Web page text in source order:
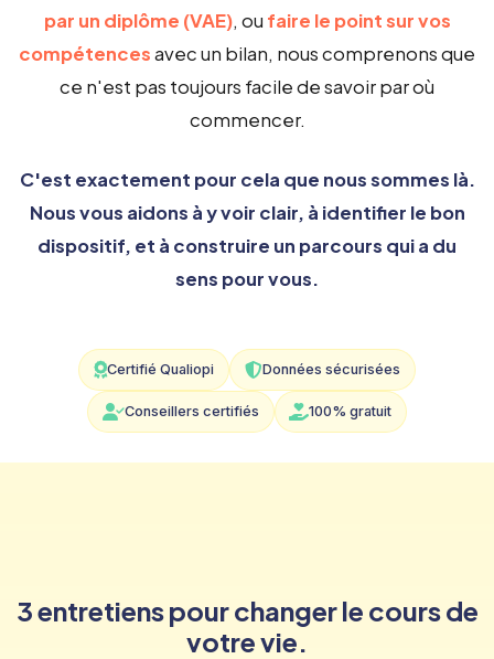
par un diplôme (VAE), ou faire le point sur vos
compétencesavec un bilan, nous comprenons que
ce n'est pas toujours facile de savoir par où
commencer.
C'est exactement pour cela que nous sommes là.
Nous vous aidons à y voir clair, à identifier le bon
dispositif, et à construire un parcours qui a du
sens pour vous.
Certifié Qualiopi Données sécurisées
Conseillers certifiés 100% gratuit
3 entretiens pour changer le cours de
votre vie.